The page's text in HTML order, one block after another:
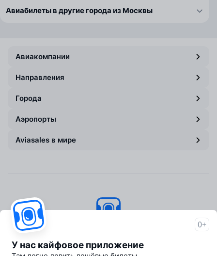
Авиабилеты в другие города из Москвы
Авиакомпании
Направления
Города
Аэропорты
Aviasales в мире
Об Авиасейлс
0+
У нас кайфовое приложение